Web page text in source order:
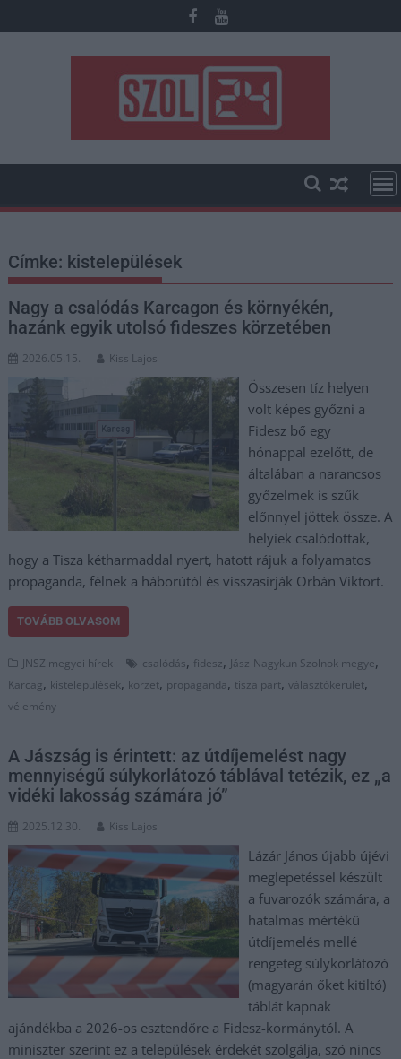
to
Címke: kistelepülések
Nagy a csalódás Karcagon és környékén,
hazánk egyik utolsó fideszes körzetében
2026.05.15. Kiss Lajos
Összesen tíz helyen
volt képes győzni a
Fidesz bő egy
hónappal ezelőtt, de
általában a narancsos
győzelmek is szűk
előnnyel jöttek össze. A
helyiek csalódottak,
hogy a Tisza kétharmaddal nyert, hatott rájuk a folyamatos
propaganda, félnek a háborútól és visszasírják Orbán Viktort.
TOVÁBB OLVASOM
JNSZ megyei hírek csalódás, fidesz, Jász-Nagykun Szolnok megye,
Karcag, kistelepülések, körzet, propaganda, tisza part,választókerület,
vélemény
A Jászság is érintett: az útdíjemelést nagy
mennyiségű súlykorlátozó táblával tetézik, ez „a
vidéki lakosság számára jó”
2025.12.30. Kiss Lajos
Lázár János újabb újévi
meglepetéssel készült
a fuvarozók számára, a
hatalmas mértékű
útdíjemelés mellé
rengeteg súlykorlátozó
(magyarán őket kitiltó)
táblát kapnak
ajándékba a 2026-os esztendőre a Fidesz-kormánytól. A
miniszter szerint ez a települések érdekét szolgálja, szó nincs